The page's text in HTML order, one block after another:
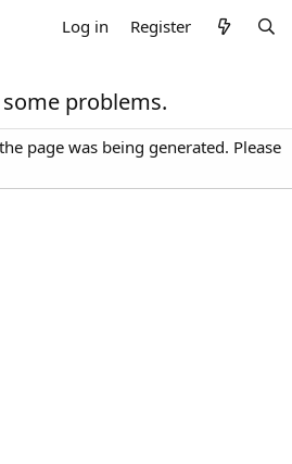
Log in Register
problems.
page was being generated. Please